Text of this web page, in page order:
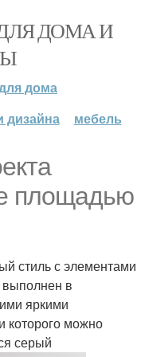
ДОМА И
дома
дизайна мебель
площадью
стиль с элементами
выполнен в
яркими
которого можно
серый